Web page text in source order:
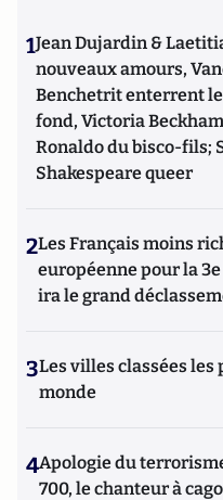
1Jean Dujardin &
nouveaux amours,
Benchetrit enterrent
fond, Victoria
Ronaldo du bisco-fils;
Shakespeare queer
2Les Français moins
européenne pour la
ira le grand
3Les villes classées
monde
4Apologie du
700, le chanteur à